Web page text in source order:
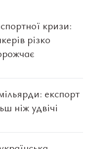
кризи:
різко
експорт
ніж удвічі